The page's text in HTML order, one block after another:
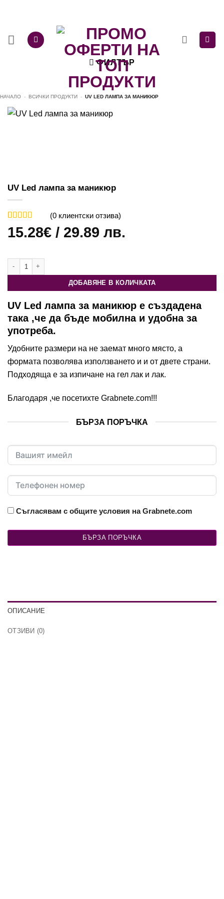
ФИЛТЪР
НАЧАЛО - ВСИЧКИ ПРОДУКТИ - UV LED ЛАМПА ЗА МАНИКЮР
UV Led лампа за маникюр
Оценен5
от 5,
1
потребителски
оценки
(0клиентски отзива)
15.28€ / 29.89 лв.
ДОБАВЯНЕ В КОЛИЧКАТА
UV Led лампа за маникюр е създадена
така ,че да бъде мобилна и удобна за
употреба.
Удобните размери на не заемат много място, а
формата позволява използването и и от двете страни.
Подходяща е за изпичане на гел лак и лак.
Благодаря ,че посетихте Grabnete.com!!!
БЪРЗА ПОРЪЧКА
Съгласявам с общите условия на Grabnete.com
БЪРЗА ПОРЪЧКА
ОПИСАНИЕ
ОТЗИВИ (0)